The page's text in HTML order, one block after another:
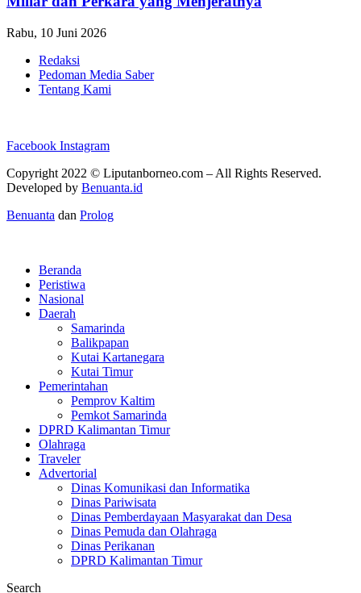
Rabu, 10 Juni 2026
Redaksi
Pedoman Media Saber
Tentang Kami
Facebook Instagram
Copyright 2022 © Liputanborneo.com – All Rights Reserved.
Developed by Benuanta.id
Benuanta dan Prolog
Beranda
Peristiwa
Nasional
Daerah
Samarinda
Balikpapan
Kutai Kartanegara
Kutai Timur
Pemerintahan
Pemprov Kaltim
Pemkot Samarinda
DPRD Kalimantan Timur
Olahraga
Traveler
Advertorial
Dinas Komunikasi dan Informatika
Dinas Pariwisata
Dinas Pemberdayaan Masyarakat dan Desa
Dinas Pemuda dan Olahraga
Dinas Perikanan
DPRD Kalimantan Timur
Search